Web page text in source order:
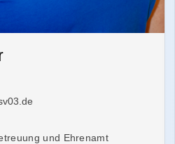
und Ehrenamt